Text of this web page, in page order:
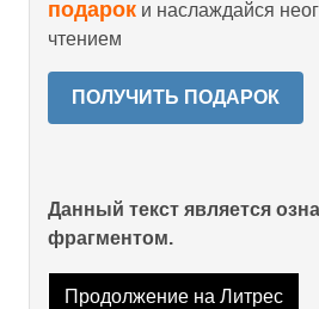
подарок и наслаждайся
чтением
ПОЛУЧИТЬ ПОДАРОК
Данный текст является
фрагментом.
Продолжение на Литрес